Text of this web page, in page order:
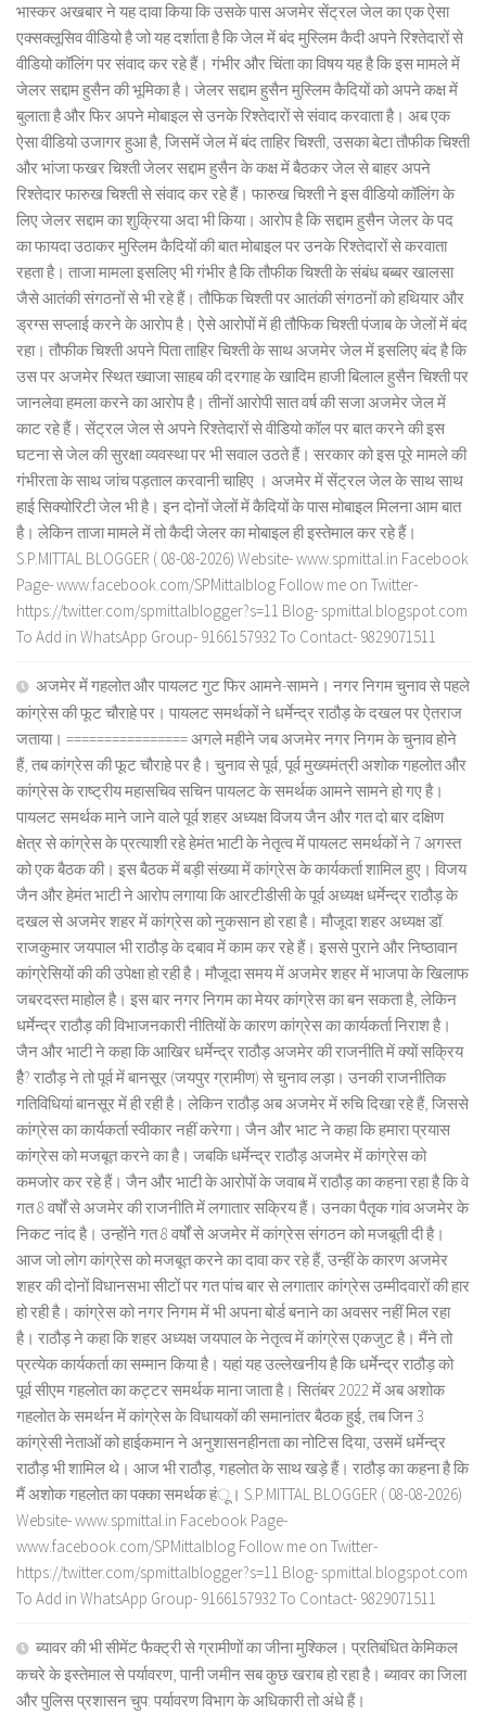
भास्कर अखबार ने यह दावा किया कि उसके पास अजमेर सेंट्रल जेल का एक ऐसा
एक्सक्लूसिव वीडियो है जो यह दर्शाता है कि जेल में बंद मुस्लिम कैदी अपने रिश्तेदारों से
वीडियो कॉलिंग पर संवाद कर रहे हैं। गंभीर और चिंता का विषय यह है कि इस मामले में
जेलर सद्दाम हुसैन की भूमिका है। जेलर सद्दाम हुसैन मुस्लिम कैदियों को अपने कक्ष में
बुलाता है और फिर अपने मोबाइल से उनके रिश्तेदारों से संवाद करवाता है। अब एक
ऐसा वीडियो उजागर हुआ है, जिसमें जेल में बंद ताहिर चिश्ती, उसका बेटा तौफीक चिश्ती
और भांजा फखर चिश्ती जेलर सद्दाम हुसैन के कक्ष में बैठकर जेल से बाहर अपने
रिश्तेदार फारुख चिश्ती से संवाद कर रहे हैं। फारुख चिश्ती ने इस वीडियो कॉलिंग के
लिए जेलर सद्दाम का शुक्रिया अदा भी किया। आरोप है कि सद्दाम हुसैन जेलर के पद
का फायदा उठाकर मुस्लिम कैदियों की बात मोबाइल पर उनके रिश्तेदारों से करवाता
रहता है। ताजा मामला इसलिए भी गंभीर है कि तौफीक चिश्ती के संबंध बब्बर खालसा
जैसे आतंकी संगठनों से भी रहे हैं। तौफिक चिश्ती पर आतंकी संगठनों को हथियार और
ड्रग्स सप्लाई करने के आरोप है। ऐसे आरोपों में ही तौफिक चिश्ती पंजाब के जेलों में बंद
रहा। तौफीक चिश्ती अपने पिता ताहिर चिश्ती के साथ अजमेर जेल में इसलिए बंद है कि
उस पर अजमेर स्थित ख्वाजा साहब की दरगाह के खादिम हाजी बिलाल हुसैन चिश्ती पर
जानलेवा हमला करने का आरोप है। तीनों आरोपी सात वर्ष की सजा अजमेर जेल में
काट रहे हैं। सेंट्रल जेल से अपने रिश्तेदारों से वीडियो कॉल पर बात करने की इस
घटना से जेल की सुरक्षा व्यवस्था पर भी सवाल उठते हैं। सरकार को इस पूरे मामले की
गंभीरता के साथ जांच पड़ताल करवानी चाहिए । अजमेर में सेंट्रल जेल के साथ साथ
हाई सिक्योरिटी जेल भी है। इन दोनों जेलों में कैदियों के पास मोबाइल मिलना आम बात
है। लेकिन ताजा मामले में तो कैदी जेलर का मोबाइल ही इस्तेमाल कर रहे हैं।
S.P.MITTAL BLOGGER ( 08-08-2026) Website- www.spmittal.in Facebook
Page- www.facebook.com/SPMittalblog Follow me on Twitter-
https://twitter.com/spmittalblogger?s=11 Blog- spmittal.blogspot.com
To Add in WhatsApp Group- 9166157932 To Contact- 9829071511
अजमेर में गहलोत और पायलट गुट फिर आमने-सामने। नगर निगम चुनाव से पहले
कांग्रेस की फूट चौराहे पर। पायलट समर्थकों ने धर्मेन्द्र राठौड़ के दखल पर ऐतराज
जताया। ================ अगले महीने जब अजमेर नगर निगम के चुनाव होने
हैं, तब कांग्रेस की फूट चौराहे पर है। चुनाव से पूर्व, पूर्व मुख्यमंत्री अशोक गहलोत और
कांग्रेस के राष्ट्रीय महासचिव सचिन पायलट के समर्थक आमने सामने हो गए है।
पायलट समर्थक माने जाने वाले पूर्व शहर अध्यक्ष विजय जैन और गत दो बार दक्षिण
क्षेत्र से कांग्रेस के प्रत्याशी रहे हेमंत भाटी के नेतृत्व में पायलट समर्थकों ने 7 अगस्त
को एक बैठक की। इस बैठक में बड़ी संख्या में कांग्रेस के कार्यकर्ता शामिल हुए। विजय
जैन और हेमंत भाटी ने आरोप लगाया कि आरटीडीसी के पूर्व अध्यक्ष धर्मेन्द्र राठौड़ के
दखल से अजमेर शहर में कांग्रेस को नुकसान हो रहा है। मौजूदा शहर अध्यक्ष डॉ.
राजकुमार जयपाल भी राठौड़ के दबाव में काम कर रहे हैं। इससे पुराने और निष्ठावान
कांग्रेसियों की की उपेक्षा हो रही है। मौजूदा समय में अजमेर शहर में भाजपा के खिलाफ
जबरदस्त माहोल है। इस बार नगर निगम का मेयर कांग्रेस का बन सकता है, लेकिन
धर्मेन्द्र राठौड़ की विभाजनकारी नीतियों के कारण कांग्रेस का कार्यकर्ता निराश है।
जैन और भाटी ने कहा कि आखिर धर्मेन्द्र राठौड़ अजमेर की राजनीति में क्यों सक्रिय
हैै? राठौड़ ने तो पूर्व में बानसूर (जयपुर ग्रामीण) से चुनाव लड़ा। उनकी राजनीतिक
गतिविधियां बानसूर में ही रही है। लेकिन राठौड़ अब अजमेर में रुचि दिखा रहे हैं, जिससे
कांग्रेस का कार्यकर्ता स्वीकार नहीं करेगा। जैन और भाट ने कहा कि हमारा प्रयास
कांग्रेस को मजबूत करने का है। जबकि धर्मेन्द्र राठौड़ अजमेर में कांग्रेस को
कमजोर कर रहे हैं। जैन और भाटी के आरोपों के जवाब में राठौड़ का कहना रहा है कि वे
गत 8 वर्षों से अजमेर की राजनीति में लगातार सक्रिय हैं। उनका पैतृक गांव अजमेर के
निकट नांद है। उन्होंने गत 8 वर्षों से अजमेर में कांग्रेस संगठन को मजबूती दी है।
आज जो लोग कांग्रेस को मजबूत करने का दावा कर रहे हैं, उन्हीं के कारण अजमेर
शहर की दोनों विधानसभा सीटों पर गत पांच बार से लगातार कांग्रेस उम्मीदवारों की हार
हो रही है। कांग्रेस को नगर निगम में भी अपना बोर्ड बनाने का अवसर नहीं मिल रहा
है। राठौड़ ने कहा कि शहर अध्यक्ष जयपाल के नेतृत्व में कांग्रेस एकजुट है। मैंने तो
प्रत्येक कार्यकर्ता का सम्मान किया है। यहां यह उल्लेखनीय है कि धर्मेन्द्र राठौड़ को
पूर्व सीएम गहलोत का कट्टर समर्थक माना जाता है। सितंबर 2022 में अब अशोक
गहलोत के समर्थन में कांग्रेस के विधायकों की समानांतर बैठक हुई, तब जिन 3
कांग्रेसी नेताओं को हाईकमान ने अनुशासनहीनता का नोटिस दिया, उसमें धर्मेन्द्र
राठौड़ भी शामिल थे। आज भी राठौड़, गहलोत के साथ खड़े हैं। राठौड़ का कहना है कि
मैं अशोक गहलोत का पक्का समर्थक हंू। S.P.MITTAL BLOGGER ( 08-08-2026)
Website- www.spmittal.in Facebook Page-
www.facebook.com/SPMittalblog Follow me on Twitter-
https://twitter.com/spmittalblogger?s=11 Blog- spmittal.blogspot.com
To Add in WhatsApp Group- 9166157932 To Contact- 9829071511
ब्यावर की भी सीमेंट फैक्ट्री से ग्रामीणों का जीना मुश्किल। प्रतिबंधित केमिकल
कचरे के इस्तेमाल से पर्यावरण, पानी जमीन सब कुछ खराब हो रहा है। ब्यावर का जिला
और पुलिस प्रशासन चुप: पर्यावरण विभाग के अधिकारी तो अंधे हैं।